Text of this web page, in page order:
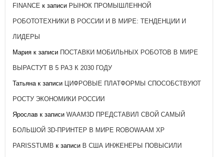
FINANCE к записи РЫНОК ПРОМЫШЛЕННОЙ
РОБОТОТЕХНИКИ В РОССИИ И В МИРЕ: ТЕНДЕНЦИИ И
ЛИДЕРЫ
Мария к записи ПОСТАВКИ МОБИЛЬНЫХ РОБОТОВ В МИРЕ
ВЫРАСТУТ В 5 РАЗ К 2030 ГОДУ
Татьянак записи ЦИФРОВЫЕ ПЛАТФОРМЫ СПОСОБСТВУЮТ
РОСТУ ЭКОНОМИКИ РОССИИ
Ярослав к записи WAAM3D ПРЕДСТАВИЛ СВОЙ САМЫЙ
БОЛЬШОЙ 3D-ПРИНТЕР В МИРЕ ROBOWAAM XP
PARISSTUMB к записи В США ИНЖЕНЕРЫ ПОВЫСИЛИ